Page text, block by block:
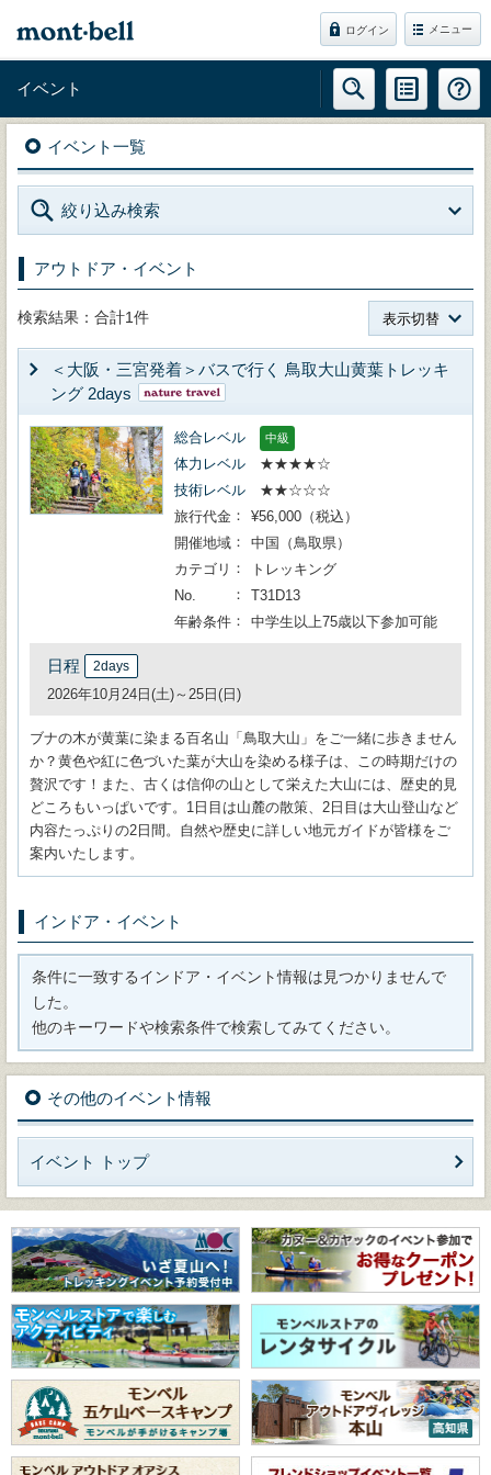
ログイン メニュー
イベント
イベント一覧
絞り込み検索
アウトドア・イベント
検索結果：合計1件 表示切替
＜大阪・三宮発着＞バスで行く 鳥取大山黄葉トレッキ
ング 2days
総合レベル 中級
体力レベル
★★★★☆
技術レベル
★★☆☆☆
旅行代金
¥56,000（税込）
開催地域
中国（鳥取県）
カテゴリ
トレッキング
No.
T31D13
年齢条件
中学生以上75歳以下参加可能
日程 2days
2026年10月24日(土)～25日(日)
ブナの木が黄葉に染まる百名山「鳥取大山」をご一緒に歩きません
か？黄色や紅に色づいた葉が大山を染める様子は、この時期だけの
贅沢です！また、古くは信仰の山として栄えた大山には、歴史的見
どころもいっぱいです。1日目は山麓の散策、2日目は大山登山など
内容たっぷりの2日間。自然や歴史に詳しい地元ガイドが皆様をご
案内いたします。
インドア・イベント
条件に一致するインドア・イベント情報は見つかりませんで
した。
他のキーワードや検索条件で検索してみてください。
その他のイベント情報
イベント トップ